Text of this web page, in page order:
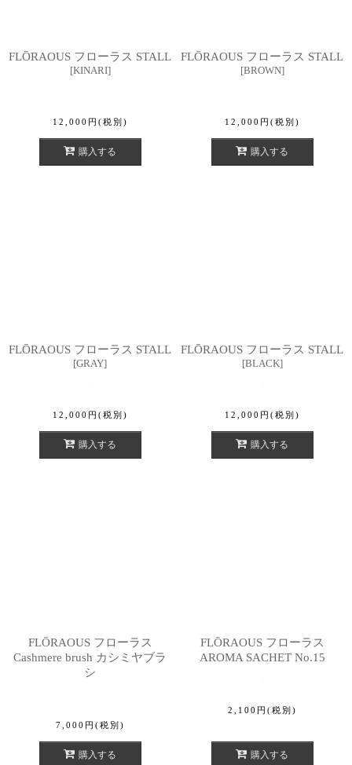
FLŌRAOUS フローラス STALL
[KINARI]
12,000 円 (税別)
購入する
FLŌRAOUS フローラス STALL
[BROWN]
12,000 円 (税別)
購入する
FLŌRAOUS フローラス STALL
[GRAY]
12,000 円 (税別)
購入する
FLŌRAOUS フローラス STALL
[BLACK]
12,000 円 (税別)
購入する
FLŌRAOUS フローラス
Cashmere brush カシミヤブラ
シ
7,000 円 (税別)
購入する
FLŌRAOUS フローラス
AROMA SACHET No.15
2,100 円 (税別)
購入する